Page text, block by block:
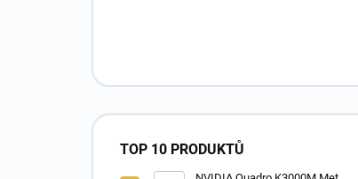
TOP 10 PRODUKTŮ